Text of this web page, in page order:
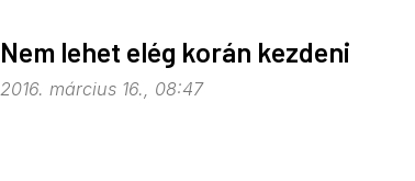
Nem lehet elég korán kezdeni
2016. március 16., 08:47